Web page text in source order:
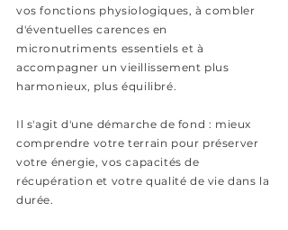
vos fonctions physiologiques, à combler
d'éventuelles carences en
micronutriments essentiels et à
accompagner un vieillissement plus
harmonieux, plus équilibré.
Il s'agit d'une démarche de fond : mieux
comprendre votre terrain pour préserver
votre énergie, vos capacités de
récupération et votre qualité de vie dans la
durée.